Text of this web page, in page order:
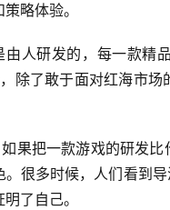
略体验。
人研发的，每一款精
除了敢于面对红海市
果把一款游戏的研发
很多时候，人们看到
了自己。